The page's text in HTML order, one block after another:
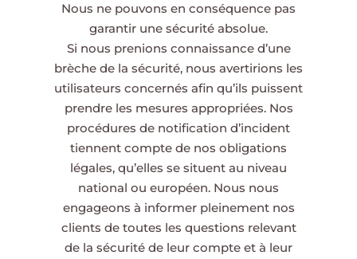
Nous ne pouvons en conséquence pas
garantir une sécurité absolue.
Si nous prenions connaissance d’une
brèche de la sécurité, nous avertirions les
utilisateurs concernés afin qu’ils puissent
prendre les mesures appropriées. Nos
procédures de notification d’incident
tiennent compte de nos obligations
légales, qu’elles se situent au niveau
national ou européen. Nous nous
engageons à informer pleinement nos
clients de toutes les questions relevant
de la sécurité de leur compte et à leur